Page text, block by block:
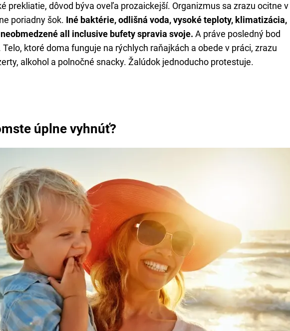
prekliatie, dôvod býva oveľa prozaickejší. Organizmus sa zrazu ocitne v
poriadny šok. Iné baktérie, odlišná voda, vysoké teploty, klimatizácia,
all inclusive bufety spravia svoje. A práve posledný bod
ktoré doma funguje na rýchlych raňajkách a obede v práci, zrazu
alkohol a polnočné snacky. Žalúdok jednoducho protestuje.
úplne vyhnúť?